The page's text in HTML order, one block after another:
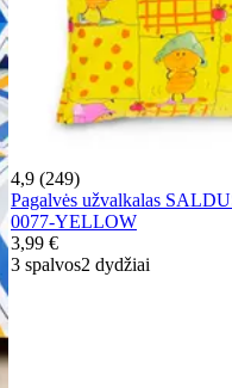
4,9 (249)
Pagalvės užvalkalas
0077-YELLOW
3,99 €
3 spalvos2 dydžiai